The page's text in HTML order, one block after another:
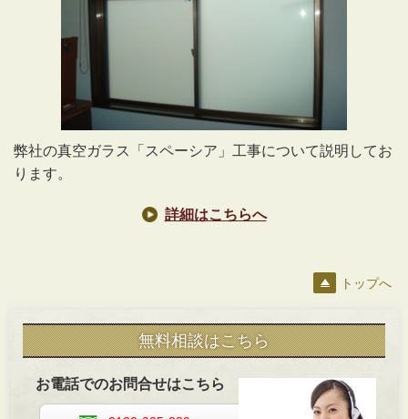
弊社の真空ガラス「スペーシア」工事について説明してお
ります。
詳細はこちらへ
トップへ
無料相談はこちら
お電話でのお問合せはこちら